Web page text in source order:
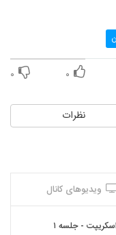
۰ ۰
نظرات
ویدیوهای کانال
- جلسه ۱